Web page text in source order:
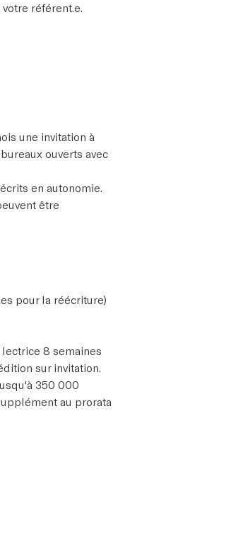
référent.e.
une invitation à
ouverts avec
en autonomie.
être
pour la réécriture)
lectrice 8 semaines
sur invitation.
350 000
au prorata